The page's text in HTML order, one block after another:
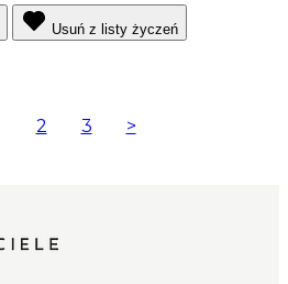
Usuń z listy życzeń
2 3 >